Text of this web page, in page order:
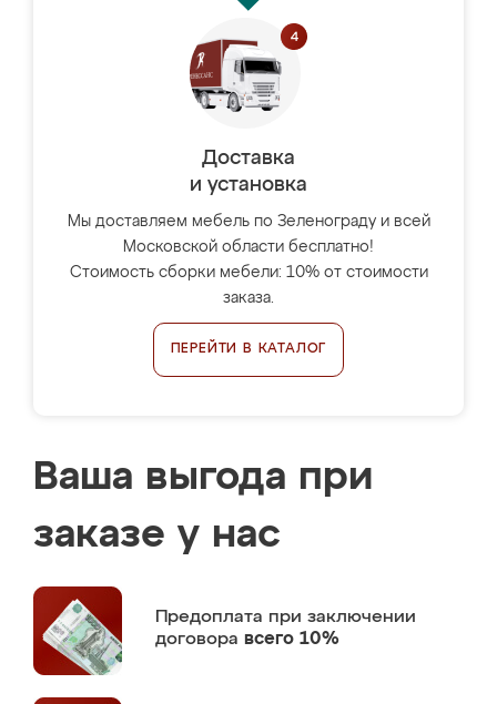
Доставка
и установка
Мы доставляем мебель по Зеленограду и всей
Московской области бесплатно!
Стоимость сборки мебели: 10% от стоимости
заказа.
ПЕРЕЙТИ В КАТАЛОГ
Ваша выгода при
заказе у нас
Предоплата при заключении
договора всего 10%